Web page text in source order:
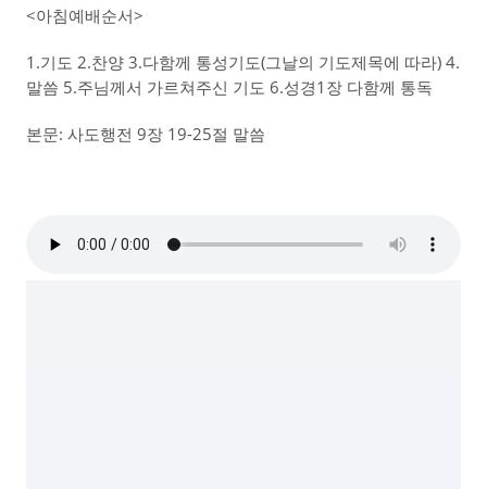
<아침예배순서>
1.기도 2.찬양 3.다함께 통성기도(그날의 기도제목에 따라) 4.
말씀 5.주님께서 가르쳐주신 기도 6.성경1장 다함께 통독
본문: 사도행전 9장 19-25절 말씀